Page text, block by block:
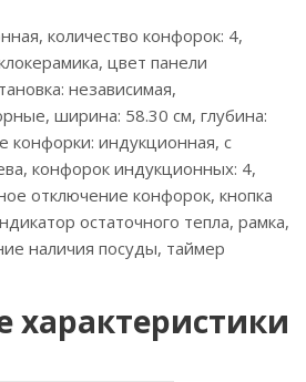
количество конфорок: 4,
цвет панели
независимая,
ширина: 58.30 см, глубина:
конфорки: индукционная, с
конфорок индукционных: 4,
отключение конфорок, кнопка
остаточного тепла, рамка,
наличия посуды, таймер
характеристики